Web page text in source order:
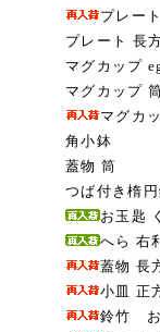
プレー
プレート 長
マグカップ
マグカップ
マグカ
角小鉢
蓋物 筒
つば付き楕
お玉匙
へら 右
蓋物 長
小皿 正
鈴竹